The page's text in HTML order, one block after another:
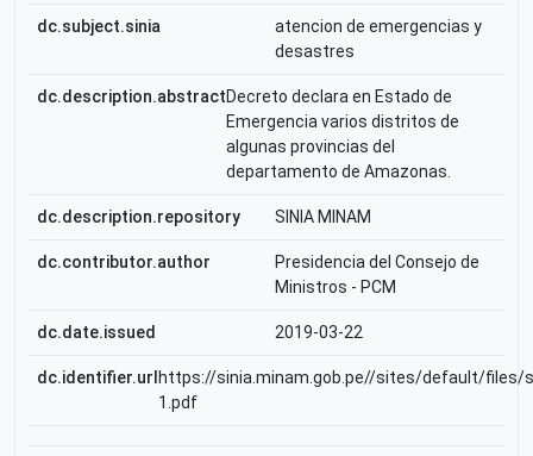
dc.subject.sinia
atencion de emergencias y
desastres
dc.description.abstractDecreto declara en Estado de
Emergencia varios distritos de
algunas provincias del
departamento de Amazonas.
dc.description.repository SINIA MINAM
dc.contributor.author
Presidencia del Consejo de
Ministros - PCM
dc.date.issued 2019-03-22
dc.identifier.url https://sinia.minam.gob.pe//sites/default/files/
1.pdf